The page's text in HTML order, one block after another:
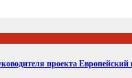
проекта